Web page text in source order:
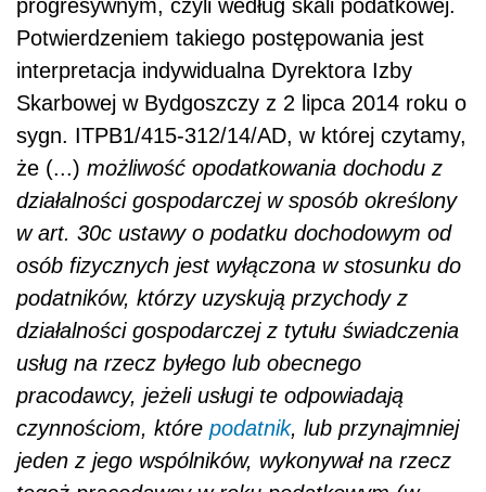
progresywnym, czyli według skali podatkowej.
Potwierdzeniem takiego postępowania jest
interpretacja indywidualna Dyrektora Izby
Skarbowej w Bydgoszczy z 2 lipca 2014 roku o
sygn. ITPB1/415-312/14/AD, w której czytamy,
że (...) możliwość opodatkowania dochodu z
działalności gospodarczej w sposób określony
w art. 30c ustawy o podatku dochodowym od
osób fizycznych jest wyłączona w stosunku do
podatników, którzy uzyskują przychody z
działalności gospodarczej z tytułu świadczenia
usług na rzecz byłego lub obecnego
pracodawcy, jeżeli usługi te odpowiadają
czynnościom, które podatnik, lub przynajmniej
jeden z jego wspólników, wykonywał na rzecz